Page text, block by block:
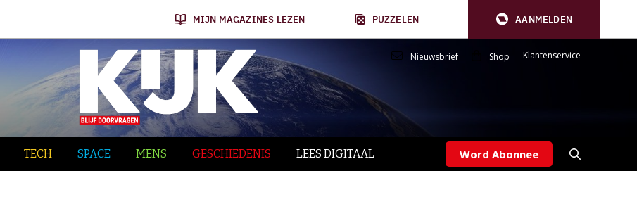
MIJN MAGAZINES LEZEN PUZZELEN AANMELDEN
Nieuwsbrief Shop Klantenservice
TECH SPACE MENS GESCHIEDENIS LEES DIGITAAL Word Abonnee